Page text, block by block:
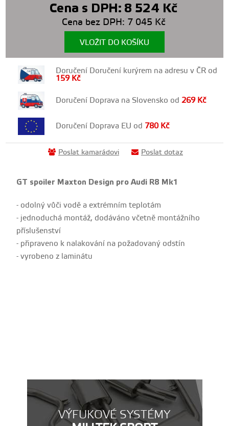
Cena s DPH: 8 524 Kč
Cena bez DPH: 7 045 Kč
VLOŽIT DO KOŠÍKU
Doručení Doručení kurýrem na adresu v ČR od
159 Kč
Doručení Doprava na Slovensko od269 Kč
Doručení Doprava EU od 780 Kč
Poslat kamarádovi Poslat dotaz
GT spoiler Maxton Design pro Audi R8 Mk1
- odolný vůči vodě a extrémním teplotám
- jednoduchá montáž, dodáváno včetně montážního
příslušenství
- připraveno k nalakování na požadovaný odstín
- vyrobeno z laminátu
VÝFUKOVÉ SYSTÉMY